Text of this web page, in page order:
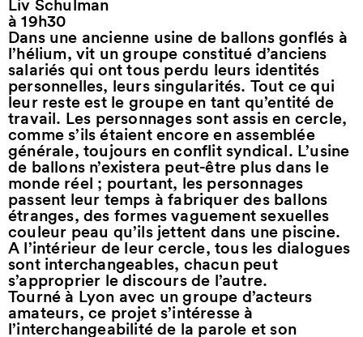
Liv Schulman
à 19h30
Dans une ancienne usine de ballons gonflés à
l’hélium, vit un groupe constitué d’anciens
salariés qui ont tous perdu leurs identités
personnelles, leurs singularités. Tout ce qui
leur reste est le groupe en tant qu’entité de
travail. Les personnages sont assis en cercle,
comme s’ils étaient encore en assemblée
générale, toujours en conflit syndical. L’usine
de ballons n’existera peut-être plus dans le
monde réel ; pourtant, les personnages
passent leur temps à fabriquer des ballons
étranges, des formes vaguement sexuelles
couleur peau qu’ils jettent dans une piscine.
A l’intérieur de leur cercle, tous les dialogues
sont interchangeables, chacun peut
s’approprier le discours de l’autre.
Tourné à Lyon avec un groupe d’acteurs
amateurs, ce projet s’intéresse à
l’interchangeabilité de la parole et son